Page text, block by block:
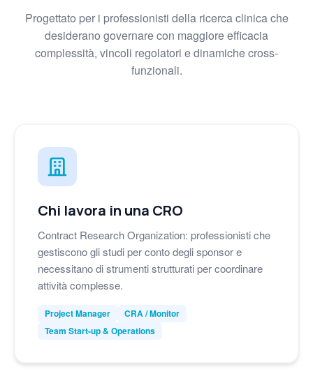
Progettato per i professionisti della ricerca clinica che
desiderano governare con maggiore efficacia
complessità, vincoli regolatori e dinamiche cross-
funzionali.
Chi lavora in una CRO
Contract Research Organization: professionisti che
gestiscono gli studi per conto degli sponsor e
necessitano di strumenti strutturati per coordinare
attività complesse.
Project Manager
CRA / Monitor
Team Start-up & Operations